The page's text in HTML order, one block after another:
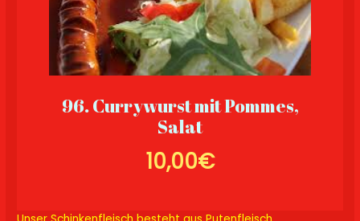
96. Currywurst mit Pommes,
Salat
10,00€